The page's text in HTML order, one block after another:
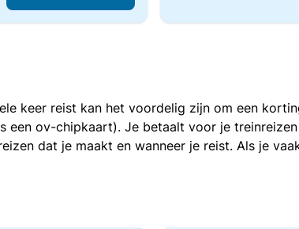
keer reist kan het voordelig zijn om een
een ov-chipkaart). Je betaalt voor je
dat je maakt en wanneer je reist. Als je